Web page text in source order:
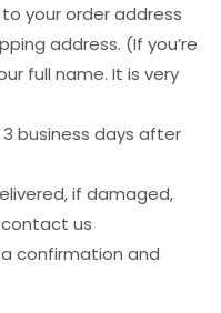
your order address
address. (If you’re
full name. It is very
business days after
if damaged,
us
confirmation and